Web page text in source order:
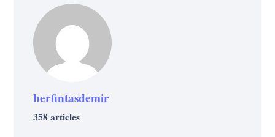
berfintasdemir
358 articles
VIE